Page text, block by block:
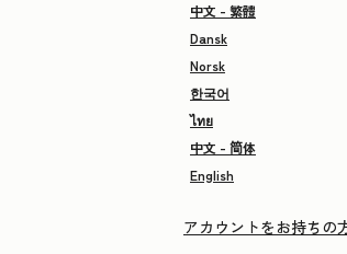
中文 - 繁體
Dansk
Norsk
한국어
ไทย
中文 - 简体
English
アカウントをお持ちの